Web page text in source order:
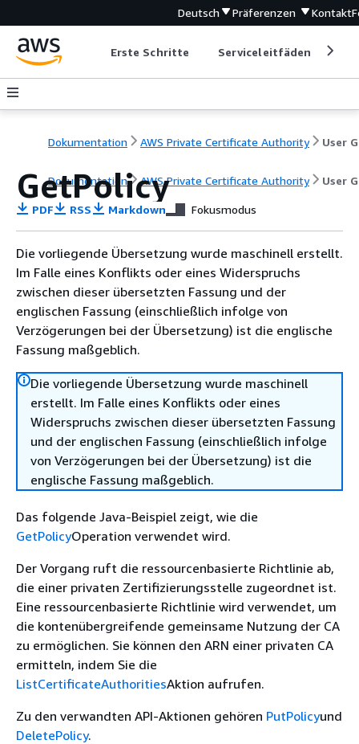
Deutsch Präferenzen Kontakt
Erste Schritte Serviceleitfäden
Dokumentation AWS Private Certificate Authority
Dokumentation AWS Private Certificate Authority User
GetPolicy
PDF RSS Markdown Fokusmodus
Die vorliegende Übersetzung wurde maschinell erstellt.
Im Falle eines Konflikts oder eines Widerspruchs
zwischen dieser übersetzten Fassung und der
englischen Fassung (einschließlich infolge von
Verzögerungen bei der Übersetzung) ist die englische
Fassung maßgeblich.
Die vorliegende Übersetzung wurde maschinell
erstellt. Im Falle eines Konflikts oder eines
Widerspruchs zwischen dieser übersetzten Fassung
und der englischen Fassung (einschließlich infolge
von Verzögerungen bei der Übersetzung) ist die
englische Fassung maßgeblich.
Das folgende Java-Beispiel zeigt, wie die
GetPolicyOperation verwendet wird.
Der Vorgang ruft die ressourcenbasierte Richtlinie ab,
die einer privaten Zertifizierungsstelle zugeordnet ist.
Eine ressourcenbasierte Richtlinie wird verwendet, um
die kontenübergreifende gemeinsame Nutzung der CA
zu ermöglichen. Sie können den ARN einer privaten CA
ermitteln, indem Sie die
ListCertificateAuthoritiesAktion aufrufen.
Zu den verwandten API-Aktionen gehören PutPolicyund
DeletePolicy.